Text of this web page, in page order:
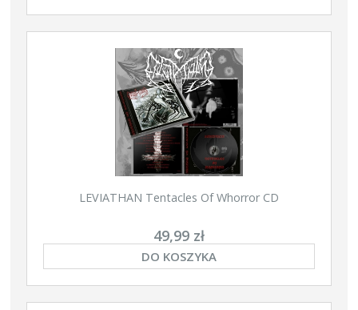
LEVIATHAN Tentacles Of Whorror CD
49,99 zł
DO KOSZYKA